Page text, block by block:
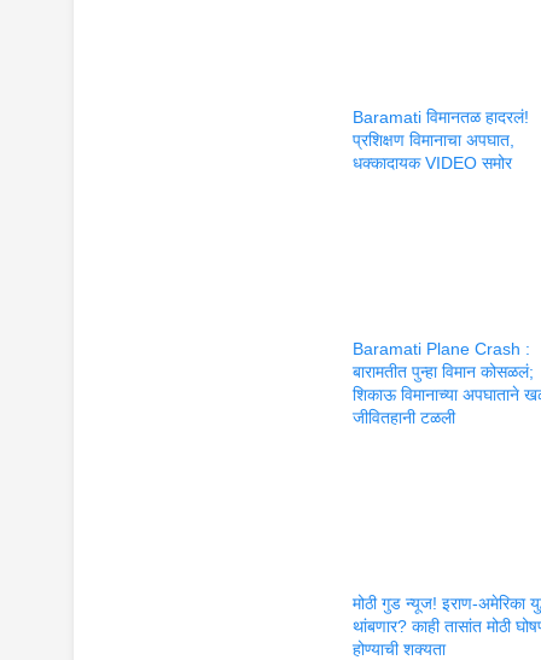
Baramati विमानतळ हादरलं!
प्रशिक्षण विमानाचा अपघात,
धक्कादायक VIDEO समोर
Baramati Plane Crash :
बारामतीत पुन्हा विमान कोसळलं;
शिकाऊ विमानाच्या अपघाताने
जीवितहानी टळली
मोठी गुड न्यूज! इराण-अमेरिका
थांबणार? काही तासांत मोठी
होण्याची शक्यता